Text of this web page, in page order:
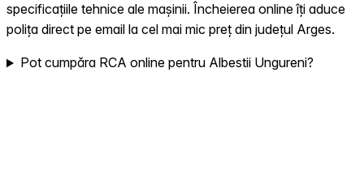
specificațiile tehnice ale mașinii. Încheierea online îți aduce
polița direct pe email la cel mai mic preț din județul Arges.
Pot cumpăra RCA online pentru Albestii Ungureni?